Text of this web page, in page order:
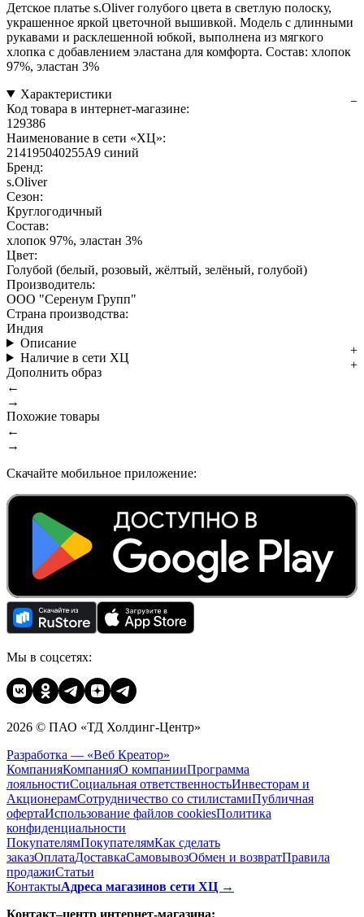
Детское платье s.Oliver голубого цвета в светлую полоску,
украшенное яркой цветочной вышивкой. Модель с длинными
рукавами и расклешенной юбкой, выполнена из мягкого
хлопка с добавлением эластана для комфорта. Состав: хлопок
97%, эластан 3%
Характеристики
Код товара в интернет-магазине:
129386
Наименование в сети «ХЦ»:
214195040255A9 синий
Бренд:
s.Oliver
Сезон:
Круглогодичный
Состав:
хлопок 97%, эластан 3%
Цвет:
Голубой (белый, розовый, жёлтый, зелёный, голубой)
Производитель:
ООО "Серенум Групп"
Страна производства:
Индия
Описание
Наличие в сети ХЦ
Дополнить образ
←
→
Похожие товары
←
→
Скачайте мобильное приложение:
Мы в соцсетях:
2026 © ПАО «ТД Холдинг-Центр»
Разработка — «Веб Креатор»
КомпанияКомпанияО компанииПрограмма
лояльностиСоциальная ответственностьИнвесторам и
АкционерамСотрудничество со стилистамиПубличная
офертаИспользование файлов cookiesПолитика
конфиденциальности
ПокупателямПокупателямКак сделать
заказОплатаДоставкаCамовывозОбмен и возвратПравила
продажиСтатьи
КонтактыАдреса магазинов сети ХЦ →
Контакт–центр интернет-магазина: